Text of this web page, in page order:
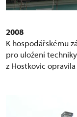
2008
K hospodářskému
pro uložení
z Hostkovic